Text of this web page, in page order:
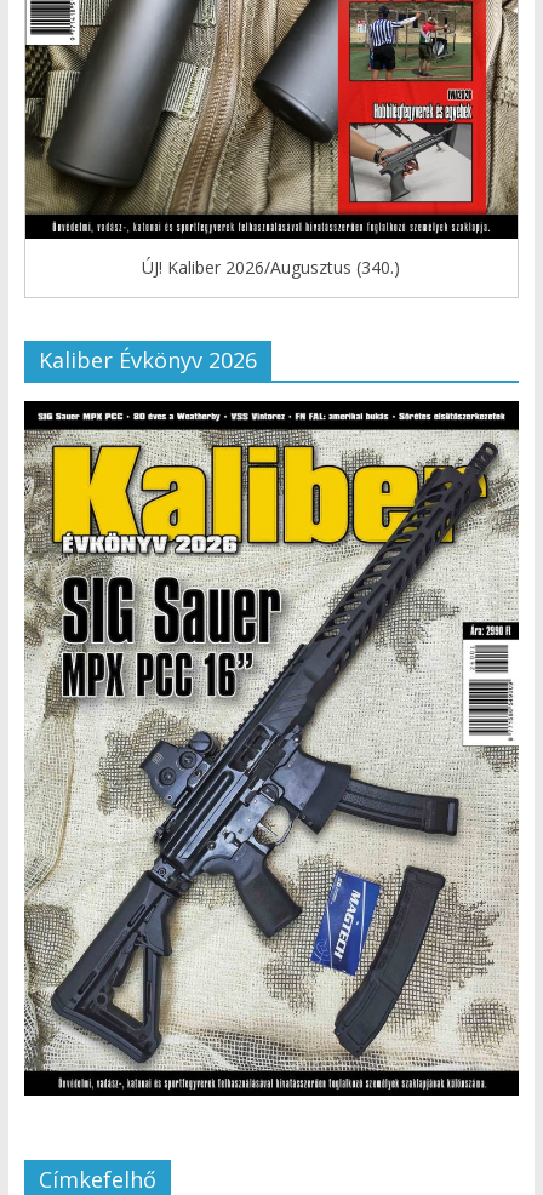
ÚJ! Kaliber 2026/Augusztus (340.)
Kaliber Évkönyv 2026
Címkefelhő